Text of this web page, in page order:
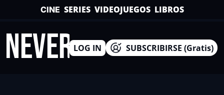
CINE SERIES VIDEOJUEGOS LIBROS
LOG IN SUBSCRIBIRSE (Gratis)